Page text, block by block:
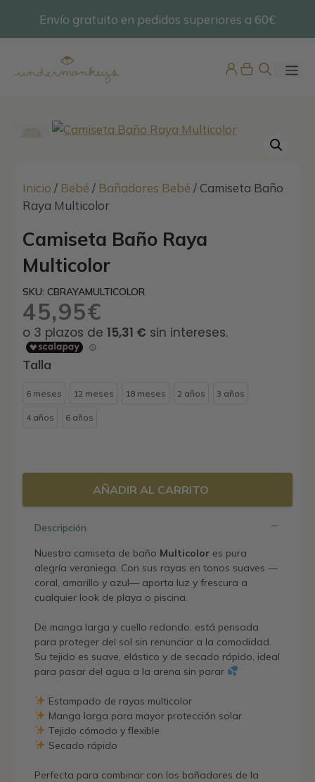
Envío gratuito en pedidos superiores a 60€
@undermonkeyskids
Inicio / Bebé / Bañadores Bebé / Camiseta Baño
Raya Multicolor
Camiseta Baño Raya
Multicolor
SKU: CBRAYAMULTICOLOR
45,95€
Talla
6 meses 12 meses 18 meses 2 años 3 años
4 años 6 años
AÑADIR AL CARRITO
Descripción
Nuestra camiseta de baño Multicolor es pura
alegría veraniega. Con sus rayas en tonos suaves —
coral, amarillo y azul— aporta luz y frescura a
cualquier look de playa o piscina.
De manga larga y cuello redondo, está pensada
para proteger del sol sin renunciar a la comodidad.
Su tejido es suave, elástico y de secado rápido, ideal
para pasar del agua a la arena sin parar
Estampado de rayas multicolor
Manga larga para mayor protección solar
Tejido cómodo y flexible
Secado rápido
Perfecta para combinar con los bañadores de la
Pijama Mujer Bambula Manga
Corta y Pantalón Largo